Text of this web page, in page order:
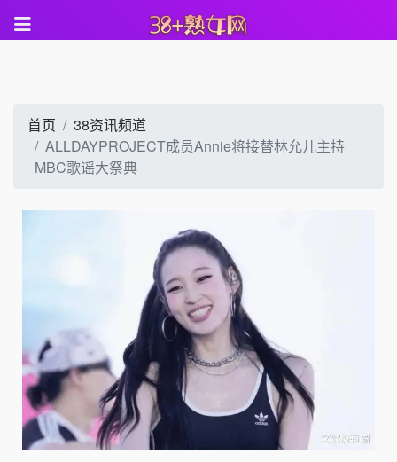
首页
38资讯频道
ALLDAYPROJECT成员Annie将接替林允儿主持
MBC歌谣大祭典